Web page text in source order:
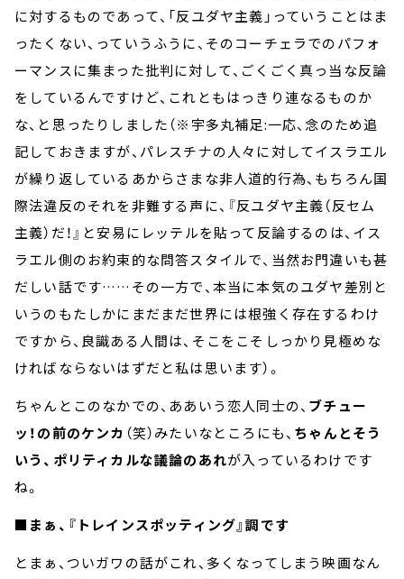
に対するものであって、「反ユダヤ主義」っていうことはま
ったくない、っていうふうに、そのコーチェラでのパフォ
ーマンスに集まった批判に対して、ごくごく真っ当な反論
をしているんですけど、これともはっきり連なるものか
な、と思ったりしました（※宇多丸補足:一応、念のため追
記しておきますが、パレスチナの人々に対してイスラエル
が繰り返しているあからさまな非人道的行為、もちろん国
際法違反のそれを非難する声に、『反ユダヤ主義（反セム
主義）だ！』と安易にレッテルを貼って反論するのは、イス
ラエル側のお約束的な問答スタイルで、当然お門違いも甚
だしい話です……その一方で、本当に本気のユダヤ差別と
いうのもたしかにまだまだ世界には根強く存在するわけ
ですから、良識ある人間は、そこをこそしっかり見極めな
ければならないはずだと私は思います）。
ちゃんとこのなかでの、ああいう恋人同士の、 ブチュー
ッ！の前のケンカ （笑）みたいなところにも、 ちゃんとそう
いう、ポリティカルな議論のあれが入っているわけです
ね。
■まぁ、『トレインスポッティング』調です
とまぁ、ついガワの話がこれ、多くなってしまう映画なん